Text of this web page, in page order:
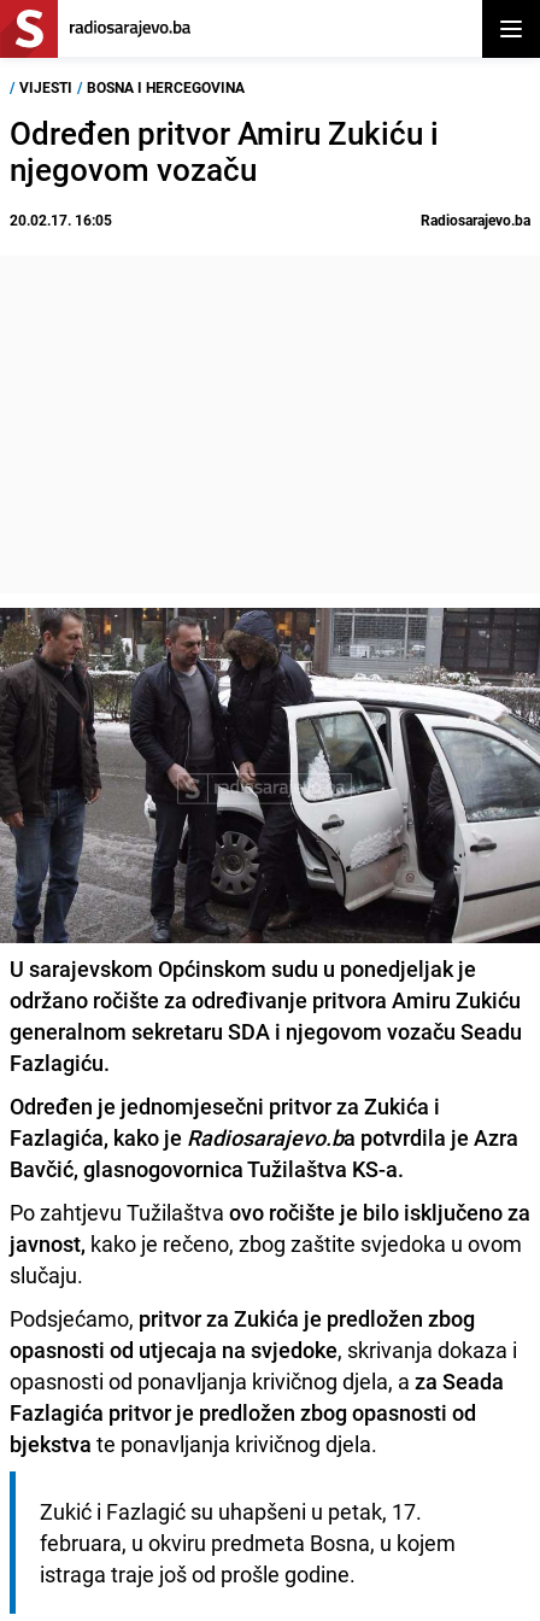
/ VIJESTI / BOSNA I HERCEGOVINA
Određen pritvor Amiru Zukiću i
njegovom vozaču
20.02.17. 16:05 Radiosarajevo.ba
U sarajevskom Općinskom sudu u ponedjeljak je
održano ročište za određivanje pritvora Amiru Zukiću
generalnom sekretaru SDA i njegovom vozaču Seadu
Fazlagiću.
Određen je jednomjesečni pritvor za Zukića i
Fazlagića, kako je Radiosarajevo.ba potvrdila je Azra
Bavčić, glasnogovornica Tužilaštva KS-a.
Po zahtjevu Tužilaštva ovo ročište je bilo isključeno za
javnost, kako je rečeno, zbog zaštite svjedoka u ovom
slučaju.
Podsjećamo, pritvor za Zukića je predložen zbog
opasnosti od utjecaja na svjedoke, skrivanja dokaza i
opasnosti od ponavljanja krivičnog djela, a za Seada
Fazlagića pritvor je predložen zbog opasnosti od
bjekstva te ponavljanja krivičnog djela.
Zukić i Fazlagić su uhapšeni u petak, 17.
februara, u okviru predmeta Bosna, u kojem
istraga traje još od prošle godine.